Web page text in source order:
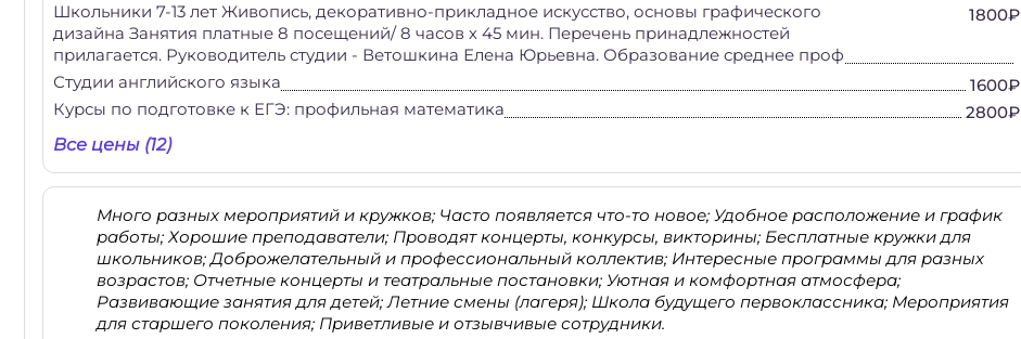
Школьники 7-13 лет Живопись, декоративно-прикладное искусство, основы графического
дизайна Занятия платные 8 посещений/ 8 часов х 45 мин. Перечень принадлежностей
прилагается. Руководитель студии - Ветошкина Елена Юрьевна. Образование среднее проф
1800₽
Студии английского языка
1600₽
Курсы по подготовке к ЕГЭ: профильная математика
2800₽
Все цены (12)
Много разных мероприятий и кружков; Часто появляется что-то новое; Удобное расположение и график
работы; Хорошие преподаватели; Проводят концерты, конкурсы, викторины; Бесплатные кружки для
школьников; Доброжелательный и профессиональный коллектив; Интересные программы для разных
возрастов; Отчетные концерты и театральные постановки; Уютная и комфортная атмосфера;
Развивающие занятия для детей; Летние смены (лагеря); Школа будущего первоклассника; Мероприятия
для старшего поколения; Приветливые и отзывчивые сотрудники.